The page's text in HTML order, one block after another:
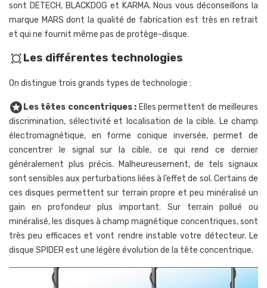
sont DETECH, BLACKDOG et KARMA. Nous vous déconseillons la
marque MARS dont la qualité de fabrication est très en retrait
et qui ne fournit même pas de protège-disque.
all_outLes différentes technologies
On distingue trois grands types de technologie :
starsLes têtes concentriques : Elles permettent de meilleures
discrimination, sélectivité et localisation de la cible. Le champ
électromagnétique, en forme conique inversée, permet de
concentrer le signal sur la cible, ce qui rend ce dernier
généralement plus précis. Malheureusement, de tels signaux
sont sensibles aux perturbations liées à l’effet de sol. Certains de
ces disques permettent sur terrain propre et peu minéralisé un
gain en profondeur plus important. Sur terrain pollué ou
minéralisé, les disques à champ magnétique concentriques, sont
très peu efficaces et vont rendre instable votre détecteur. Le
disque SPIDER est une légère évolution de la tête concentrique.